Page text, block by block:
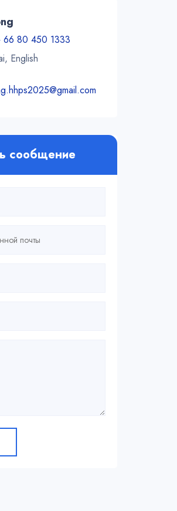
66 80 450 1333
English
сообщение